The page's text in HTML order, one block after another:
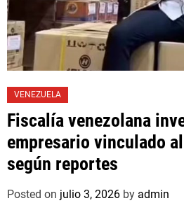
VENEZUELA
Fiscalía venezolana
empresario vinculado
según reportes
Posted on julio 3, 2026 by admin